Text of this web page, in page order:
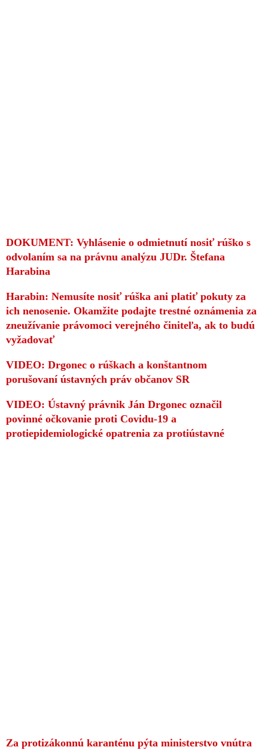
DOKUMENT: Vyhlásenie o odmietnutí nosiť rúško s
odvolaním sa na právnu analýzu JUDr. Štefana
Harabina
Harabin: Nemusíte nosiť rúška ani platiť pokuty za
ich nenosenie. Okamžite podajte trestné oznámenia za
zneužívanie právomoci verejného činiteľa, ak to budú
vyžadovať
VIDEO: Drgonec o rúškach a konštantnom
porušovaní ústavných práv občanov SR
VIDEO: Ústavný právnik Ján Drgonec označil
povinné očkovanie proti Covidu-19 a
protiepidemiologické opatrenia za protiústavné
Za protizákonnú karanténu pýta ministerstvo vnútra